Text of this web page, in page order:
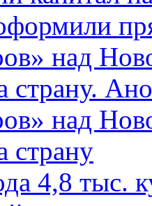
над
страну.
над
страну
4,8 тыс.